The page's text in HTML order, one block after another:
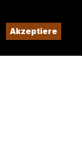
Akzeptiere